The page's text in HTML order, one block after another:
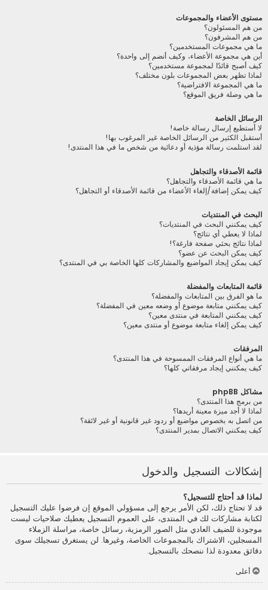
مستوى الأعضاء والمجموعات
من هم المسئولون؟
من هم المشرفون؟
ما هي مجموعات المستخدمين؟
أين هي مجموعة الأعضاء، وكيف أنضم إلى واحدة؟
كيف أصبح قائدًا لمجموعة مستخدمين؟
لماذا تظهر بعض المجموعات بلون مختلف؟
ما هي المجموعة الافتراضية؟
ما هي وصلة فريق الموقع؟
الرسائل الخاصة
لا أستطيع إرسال رسالة خاصة!
أستقبل الكثير من الرسائل الخاصة غير المرغوب بها!
لقد استلمت رسالة مؤذية أو دعائية من شخص ما في هذا المنتدى!
قائمة الأصدقاء والتجاهل
ما هي قائمة الأصدقاء والتجاهل؟
كيف يمكن إضافة/إلغاء الأعضاء من قائمة الأصدقاء أو التجاهل؟
البحث في المنتديات
كيف يمكنني البحث في المنتديات؟
لماذا لا يعطي أي نتائج؟
لماذا نتائج بحثي صفحة فارغة؟!
كيف يمكن البحث عن عضو؟
كيف يمكن إيجاد المواضيع والمشاركات كلها الخاصة بي في المنتدى؟
قائمة المتابعات والمفضلة
ما هو الفرق بين المتابعات والمفضلة؟
كيف يمكنني متابعة موضوع أو وضعه معين في المفضلة؟
كيف يمكنني المتابعة في منتدى معين؟
كيف يمكن إلغاء متابعة موضوع أو منتدى معين؟
المرفقات
ما هي أنواع المرفقات الممسوحة في هذا المنتدى؟
كيف يمكنني إيجاد مرفقاتي كلها؟
مشاكل phpBB
من برمج هذا المنتدى؟
لماذا لا أجد ميزة معينة أريدها؟
من اتصل به بخصوص مواضيع أو ردود غير قانونية أو غير لائقة؟
كيف يمكنني الاتصال بمدير المنتدى؟
إشكالات التسجيل والدخول
لماذا قد أحتاج للتسجيل؟
قد لا تحتاج ذلك، لكن الأمر يرجع إلى مسؤولي الموقع إن فرضوا عليك التسجيل
لكتابة مشاركات لك في المنتدى، على العموم التسجيل يعطيك صلاحيات ليست
موجودة للضيف العادي مثل الصور الرمزية، رسائل خاصة، مراسلة الزملاء
المسجلين، الاشتراك بالمجموعات الخاصة، وغيرها. لن يستغرق تسجيلك سوى
دقائق معدودة لذا ننصحك بالتسجيل.
أعلى